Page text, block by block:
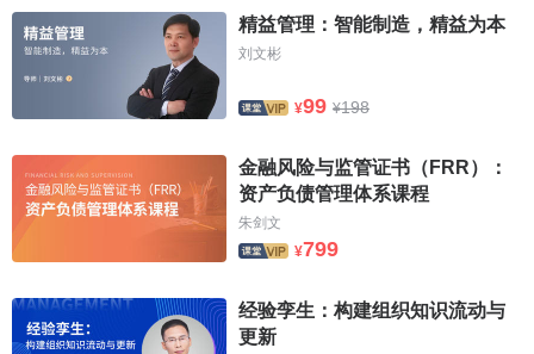
動。規模巨集大、流動速度快、變動急劇。其結果往往導致
社會結構或人口地區分佈上的重大變化。
非結構性流動是指由於個人原因造成的社會流動。通常
不會導致社會基本結構的變化，因而被稱為自由流動。與結
構性流動不同，它主要是通過個人努力實現的，因此相對來
說，社會流動數量較小，變化較慢，影響的社會範圍也較
小。比如，個人由於業績卓著而不斷得以提升。
(2) 根據流動方向劃分，分為垂直流動
垂直流動 ，又稱上下流動，指人們社會地位的升降變
化。它既可以是朝向更高的社會地位等級流動，稱為向上流
精益管理：智能制造，精益为本
刘文彬
¥99 ¥198
金融风险与监管证书（FRR）：
资产负债管理体系课程
朱剑文
¥799
经验孪生：构建组织知识流动与
更新